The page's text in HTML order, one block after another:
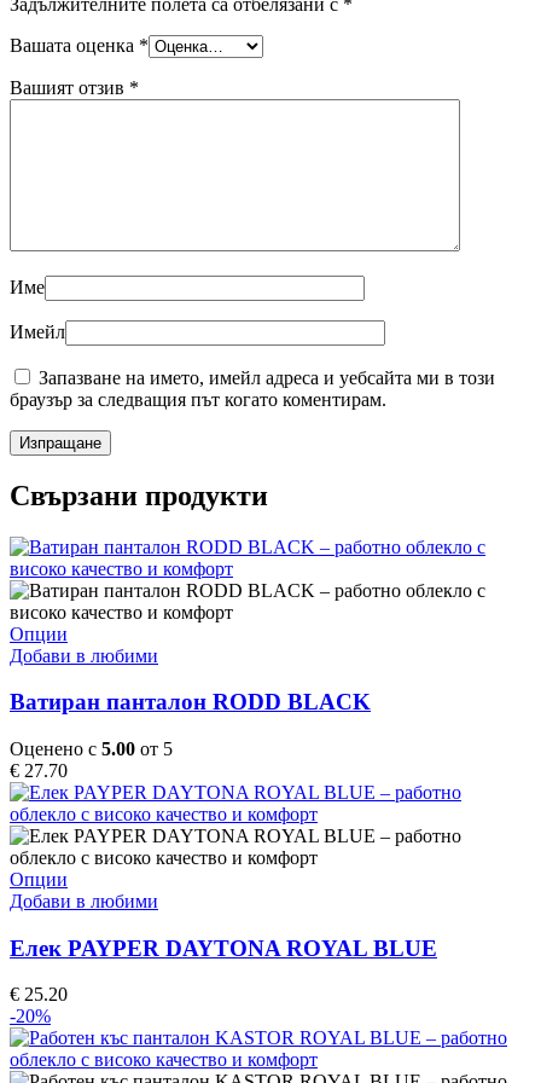
Вашата оценка *
Вашият отзив *
Име
Имейл
Запазване на името, имейл адреса и уебсайта ми в този
браузър за следващия път когато коментирам.
Свързани продукти
Опции
product
multiple
variants.
The
options
may
be
chosen
on
product
page
Добави в любими
Ватиран панталон RODD BLACK
Оценено с 5.00 от 5
€ 27.70
Опции
product
multiple
variants.
The
may
be
chosen
Добави в любими
Елек PAYPER DAYTONA ROYAL BLUE
€ 25.20
-20%